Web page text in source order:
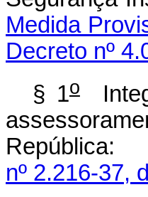
Medida
Decreto nº
§ 1o
nº 2.216-37,